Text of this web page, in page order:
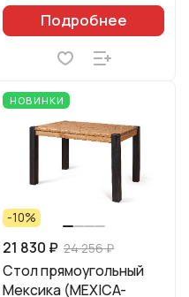
Подробнее
НОВИНКИ
-10%
21 830 ₽ 24 256 ₽
Стол прямоугольный
Мексика (MEXICA-